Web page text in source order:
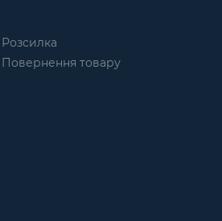
Розсилка
Повернення товару